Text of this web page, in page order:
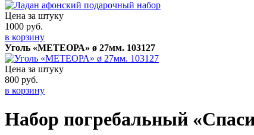
Цена за штуку
1000 руб.
в корзину
Уголь «МЕТЕОРА» ø 27мм. 103127
Цена за штуку
800 руб.
в корзину
Набор погребальный